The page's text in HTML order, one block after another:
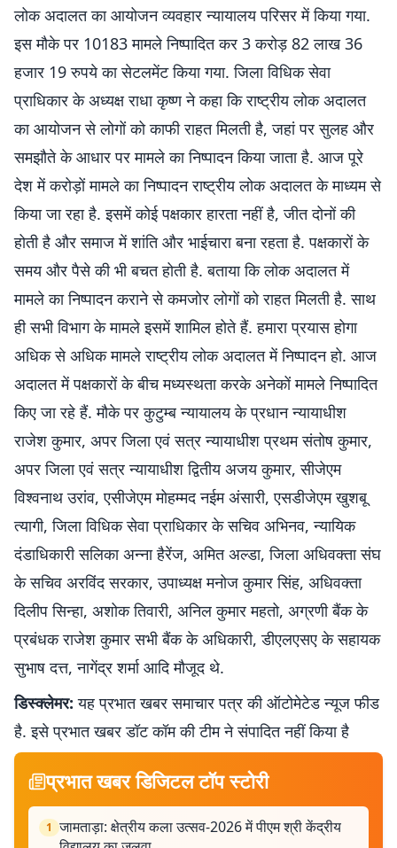
लोक अदालत का आयोजन व्यवहार न्यायालय परिसर में किया गया.
इस मौके पर 10183 मामले निष्पादित कर 3 करोड़ 82 लाख 36
हजार 19 रुपये का सेटलमेंट किया गया. जिला विधिक सेवा
प्राधिकार के अध्यक्ष राधा कृष्ण ने कहा कि राष्ट्रीय लोक अदालत
का आयोजन से लोगों को काफी राहत मिलती है, जहां पर सुलह और
समझौते के आधार पर मामले का निष्पादन किया जाता है. आज पूरे
देश में करोड़ों मामले का निष्पादन राष्ट्रीय लोक अदालत के माध्यम से
किया जा रहा है. इसमें कोई पक्षकार हारता नहीं है, जीत दोनों की
होती है और समाज में शांति और भाईचारा बना रहता है. पक्षकारों के
समय और पैसे की भी बचत होती है. बताया कि लोक अदालत में
मामले का निष्पादन कराने से कमजोर लोगों को राहत मिलती है. साथ
ही सभी विभाग के मामले इसमें शामिल होते हैं. हमारा प्रयास होगा
अधिक से अधिक मामले राष्ट्रीय लोक अदालत में निष्पादन हो. आज
अदालत में पक्षकारों के बीच मध्यस्थता करके अनेकों मामले निष्पादित
किए जा रहे हैं. मौके पर कुटुम्ब न्यायालय के प्रधान न्यायाधीश
राजेश कुमार, अपर जिला एवं सत्र न्यायाधीश प्रथम संतोष कुमार,
अपर जिला एवं सत्र न्यायाधीश द्वितीय अजय कुमार, सीजेएम
विश्वनाथ उरांव, एसीजेएम मोहम्मद नईम अंसारी, एसडीजेएम खुशबू
त्यागी, जिला विधिक सेवा प्राधिकार के सचिव अभिनव, न्यायिक
दंडाधिकारी सलिका अन्ना हैरेंज, अमित अल्डा, जिला अधिवक्ता संघ
के सचिव अरविंद सरकार, उपाध्यक्ष मनोज कुमार सिंह, अधिवक्ता
दिलीप सिन्हा, अशोक तिवारी, अनिल कुमार महतो, अग्रणी बैंक के
प्रबंधक राजेश कुमार सभी बैंक के अधिकारी, डीएलएसए के सहायक
सुभाष दत्त, नागेंद्र शर्मा आदि मौजूद थे.
डिस्क्लेमर: यह प्रभात खबर समाचार पत्र की ऑटोमेटेड न्यूज फीड
है. इसे प्रभात खबर डॉट कॉम की टीम ने संपादित नहीं किया है
प्रभात खबर डिजिटल टॉप स्टोरी
1 जामताड़ा: क्षेत्रीय कला उत्सव-2026 में पीएम श्री केंद्रीय